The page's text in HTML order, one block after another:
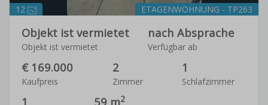
12 ETAGENWOHNUNG - TP263
Objekt ist vermietet
Objekt ist vermietet
nach Absprache
Verfügbar ab
€ 169.000
Kaufpreis
2
Zimmer
1
Schlafzimmer
1 59 m2